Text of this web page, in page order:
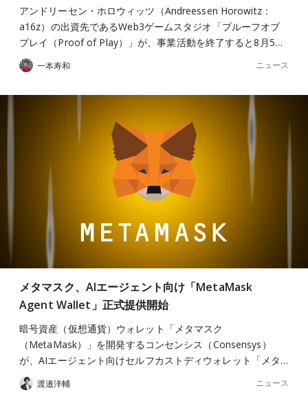
アンドリーセン・ホロウィッツ（Andreessen Horowitz：
a16z）の出資先であるWeb3ゲームスタジオ「プルーフオブ
プレイ（Proof of Play）」が、事業活動を終了すると8月5…
一本寿和 ニュース
メタマスク、AIエージェント向け「MetaMask
Agent Wallet」正式提供開始
暗号資産（仮想通貨）ウォレット「メタマスク
（MetaMask）」を開発するコンセンシス（Consensys）
が、AIエージェント向けセルフカストディウォレット「メタ…
渡邉洋輔 ニュース